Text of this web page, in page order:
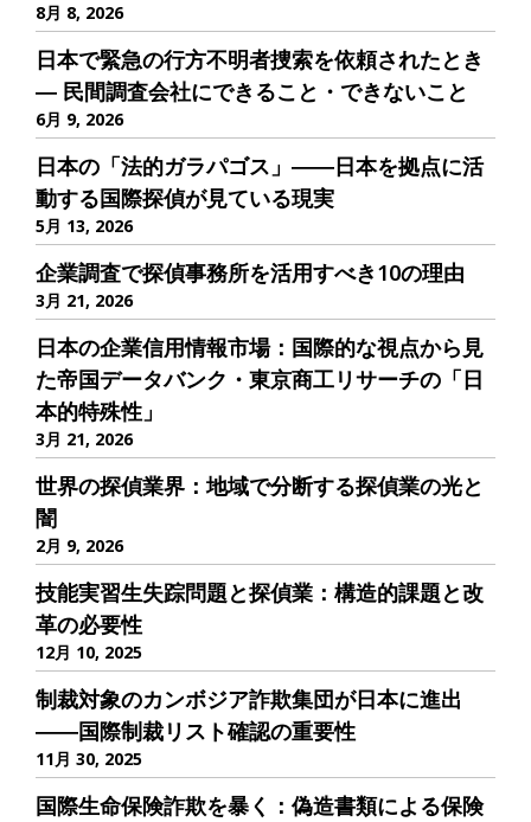
8月 8, 2026
日本で緊急の行方不明者捜索を依頼されたとき
― 民間調査会社にできること・できないこと
6月 9, 2026
日本の「法的ガラパゴス」――日本を拠点に活
動する国際探偵が見ている現実
5月 13, 2026
企業調査で探偵事務所を活用すべき10の理由
3月 21, 2026
日本の企業信用情報市場：国際的な視点から見
た帝国データバンク・東京商工リサーチの「日
本的特殊性」
3月 21, 2026
世界の探偵業界：地域で分断する探偵業の光と
闇
2月 9, 2026
技能実習生失踪問題と探偵業：構造的課題と改
革の必要性
12月 10, 2025
制裁対象のカンボジア詐欺集団が日本に進出
――国際制裁リスト確認の重要性
11月 30, 2025
国際生命保険詐欺を暴く：偽造書類による保険